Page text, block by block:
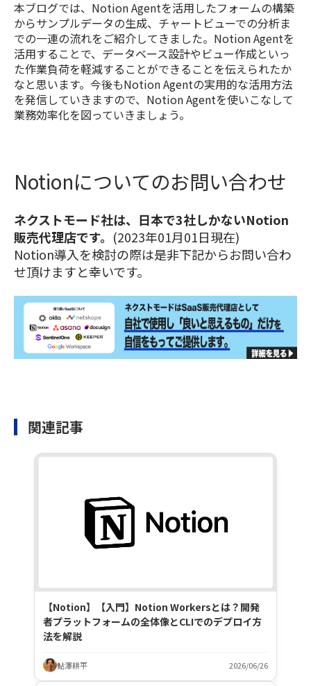
本ブログでは、Notion Agentを活用したフォームの構築
からサンプルデータの生成、チャートビューでの分析ま
での一連の流れをご紹介してきました。Notion Agentを
活用することで、データベース設計やビュー作成といっ
た作業負荷を軽減することができることを伝えられたか
なと思います。今後もNotion Agentの実用的な活用方法
を発信していきますので、Notion Agentを使いこなして
業務効率化を図っていきましょう。
Notionについてのお問い合わせ
ネクストモード社は、日本で3社しかないNotion
販売代理店です。 (2023年01月01日現在)
Notion導入を検討の際は是非下記からお問い合わ
せ頂けますと幸いです。
関連記事
【Notion】【入門】Notion Workersとは？開発
者プラットフォームの全体像とCLIでのデプロイ方
法を解説
鮎澤耕平 2026/06/26